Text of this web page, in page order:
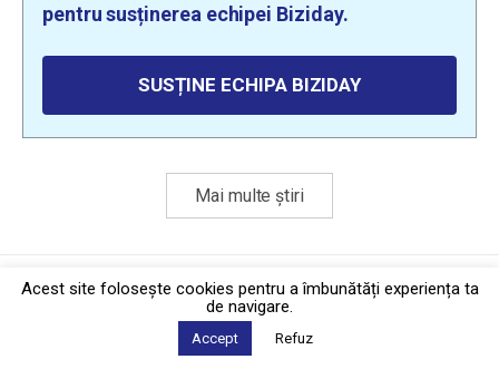
pentru susținerea echipei Biziday.
SUSȚINE ECHIPA BIZIDAY
Mai multe știri
Politica de confidențialitate·Contact
2026 © Biziday
Acest site foloseşte cookies pentru a îmbunătăți experiența ta
de navigare.
Accept Refuz